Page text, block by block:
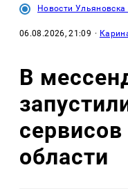
Новости Ульяновска
06.08.2026, 21:09 ·
В
области